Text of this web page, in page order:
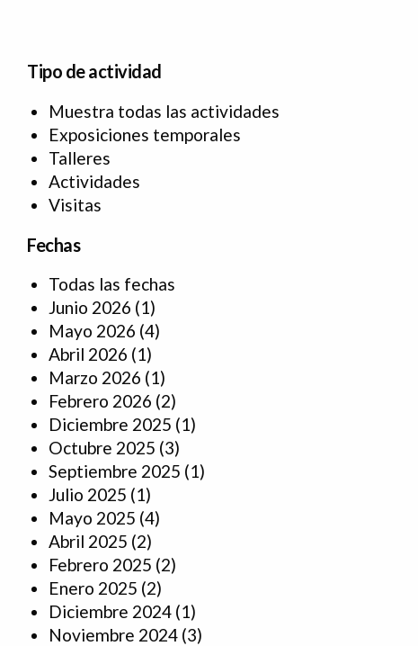
Tipo de actividad
Muestra todas las actividades
Exposiciones temporales
Talleres
Actividades
Visitas
Fechas
Todas las fechas
Junio 2026 (1)
Mayo 2026 (4)
Abril 2026 (1)
Marzo 2026 (1)
Febrero 2026 (2)
Diciembre 2025 (1)
Octubre 2025 (3)
Septiembre 2025 (1)
Julio 2025 (1)
Mayo 2025 (4)
Abril 2025 (2)
Febrero 2025 (2)
Enero 2025 (2)
Diciembre 2024 (1)
Noviembre 2024 (3)